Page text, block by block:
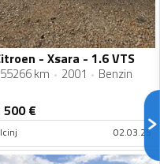
- Xsara - 1.6 VTS
km 2001 Benzin
500€
02.03.25